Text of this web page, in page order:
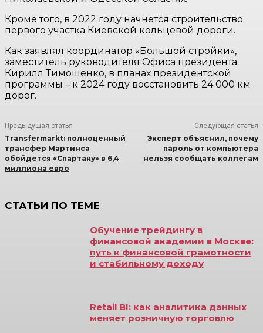
Кроме того, в 2022 году начнется строительство
первого участка Киевской кольцевой дороги.
Как заявлял координатор «Большой стройки»,
заместитель руководителя Офиса президента
Кирилл Тимошенко, в планах президентской
программы – к 2024 году восстановить 24 000 км
дорог.
Предыдущая статья
Transfermarkt: полноценный
трансфер Мартинса
обойдется «Спартаку» в 6,4
миллиона евро
Следующая статья
Эксперт объяснил, почему
пароль от компьютера
нельзя сообщать коллегам
СТАТЬИ ПО ТЕМЕ
Обучение трейдингу в
финансовой академии в Москве:
путь к финансовой грамотности
и стабильному доходу
Retail BI: как аналитика данных
меняет розничную торговлю